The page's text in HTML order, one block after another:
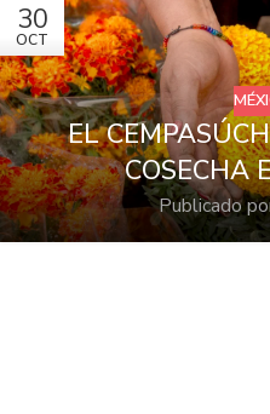
30
OCT
EL
COSECHA
Publicado